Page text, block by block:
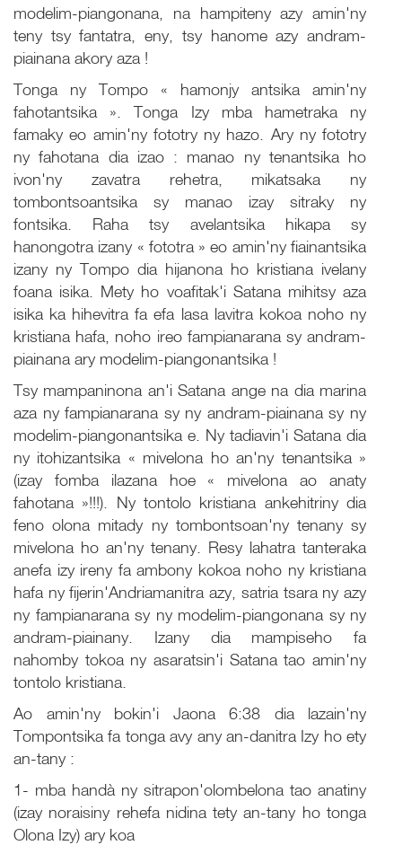
modelim-piangonana, na hampiteny azy amin'ny
teny tsy fantatra, eny, tsy hanome azy andram-
piainana akory aza !
Tonga ny Tompo « hamonjy antsika amin'ny
fahotantsika ». Tonga Izy mba hametraka ny
famaky eo amin'ny fototry ny hazo. Ary ny fototry
ny fahotana dia izao : manao ny tenantsika ho
ivon'ny zavatra rehetra, mikatsaka ny
tombontsoantsika sy manao izay sitraky ny
fontsika. Raha tsy avelantsika hikapa sy
hanongotra izany « fototra » eo amin'ny fiainantsika
izany ny Tompo dia hijanona ho kristiana ivelany
foana isika. Mety ho voafitak'i Satana mihitsy aza
isika ka hihevitra fa efa lasa lavitra kokoa noho ny
kristiana hafa, noho ireo fampianarana sy andram-
piainana ary modelim-piangonantsika !
Tsy mampaninona an'i Satana ange na dia marina
aza ny fampianarana sy ny andram-piainana sy ny
modelim-piangonantsika e. Ny tadiavin'i Satana dia
ny itohizantsika « mivelona ho an'ny tenantsika »
(izay fomba ilazana hoe « mivelona ao anaty
fahotana »!!!). Ny tontolo kristiana ankehitriny dia
feno olona mitady ny tombontsoan'ny tenany sy
mivelona ho an'ny tenany. Resy lahatra tanteraka
anefa izy ireny fa ambony kokoa noho ny kristiana
hafa ny fijerin'Andriamanitra azy, satria tsara ny azy
ny fampianarana sy ny modelim-piangonana sy ny
andram-piainany. Izany dia mampiseho fa
nahomby tokoa ny asaratsin'i Satana tao amin'ny
tontolo kristiana.
Ao amin'ny bokin'i Jaona 6:38 dia lazain'ny
Tompontsika fa tonga avy any an-danitra Izy ho ety
an-tany :
1- mba handà ny sitrapon'olombelona tao anatiny
(izay noraisiny rehefa nidina tety an-tany ho tonga
Olona Izy) ary koa